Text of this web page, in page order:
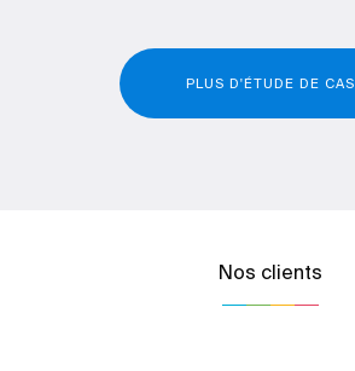
PLUS D'ÉTUDE DE CAS
Nos clients